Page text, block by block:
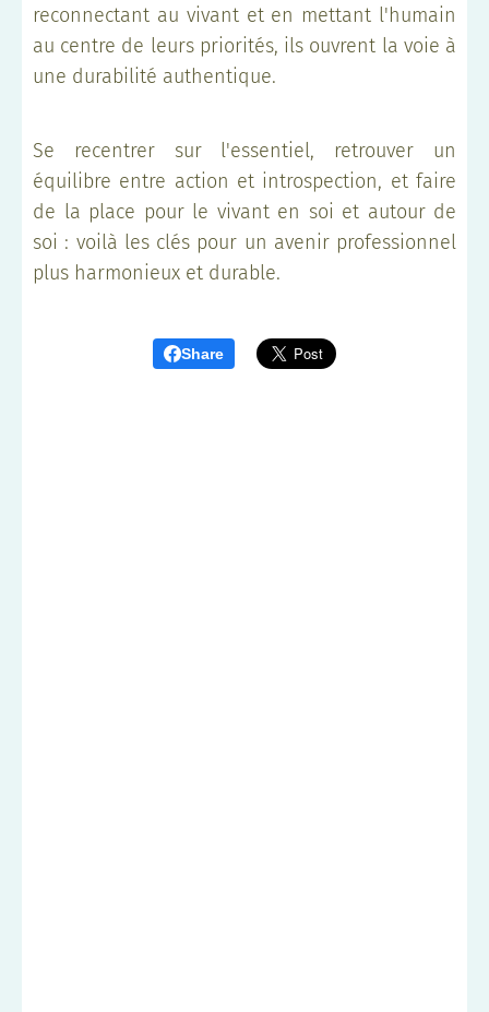
reconnectant au vivant et en mettant l'humain
au centre de leurs priorités, ils ouvrent la voie à
une durabilité authentique.
Se recentrer sur l'essentiel, retrouver un
équilibre entre action et introspection, et faire
de la place pour le vivant en soi et autour de
soi : voilà les clés pour un avenir professionnel
plus harmonieux et durable.
Share